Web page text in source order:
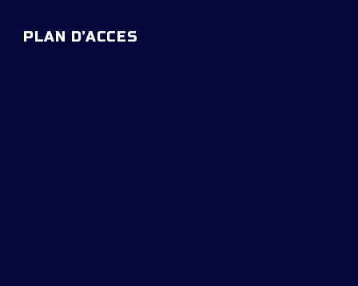
PLAN D’ACCES